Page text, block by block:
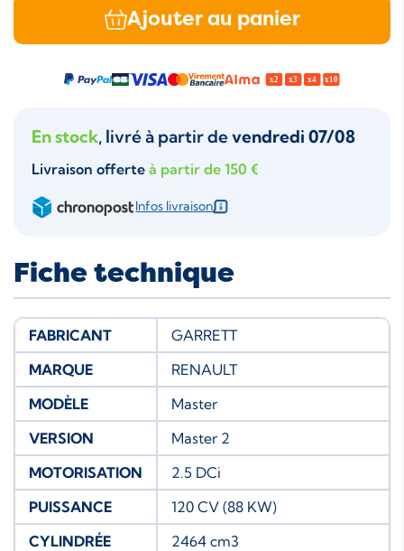
Ajouter au panier
En stock, livré à partir devendredi 07/08
Livraison offerte à partir de 150 €
Infos livraison
Fiche technique
FABRICANT
GARRETT
MARQUE
RENAULT
MODÈLE
Master
VERSION
Master 2
MOTORISATION
2.5 DCi
PUISSANCE
120 CV (88 KW)
CYLINDRÉE
2464 cm3